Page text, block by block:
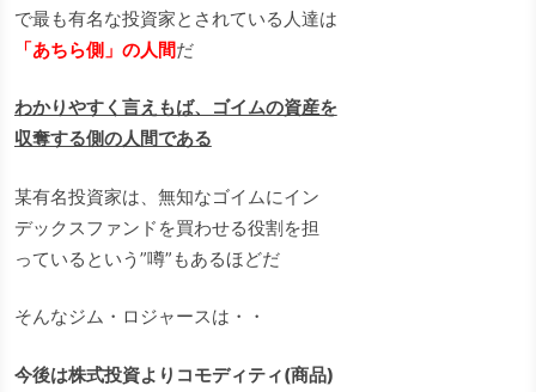
で最も有名な投資家とされている人達は
「あちら側」の人間だ
わかりやすく言えもば、ゴイムの資産を
収奪する側の人間である
某有名投資家は、無知なゴイムにイン
デックスファンドを買わせる役割を担
っているという”噂”もあるほどだ
そんなジム・ロジャースは・・
今後は株式投資よりコモディティ(商品)